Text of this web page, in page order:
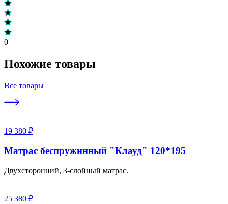
0
Похожие товары
Все товары
19 380 ₽
Матрас беспружинный "Клауд" 120*195
Двухсторонний, 3-слойный матрас.
25 380 ₽